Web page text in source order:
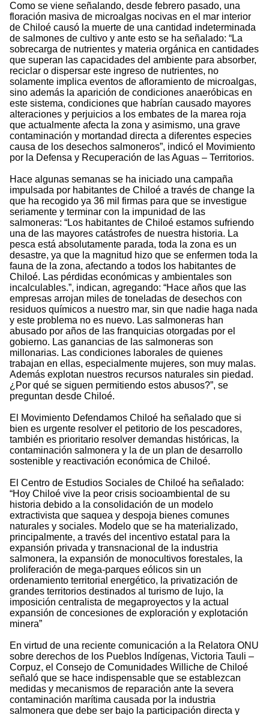
Como se viene señalando, desde febrero pasado, una
floración masiva de microalgas nocivas en el mar interior
de Chiloé causó la muerte de una cantidad indeterminada
de salmones de cultivo y ante esto se ha señalado: “La
sobrecarga de nutrientes y materia orgánica en cantidades
que superan las capacidades del ambiente para absorber,
reciclar o dispersar este ingreso de nutrientes, no
solamente implica eventos de afloramiento de microalgas,
sino además la aparición de condiciones anaeróbicas en
este sistema, condiciones que habrían causado mayores
alteraciones y perjuicios a los embates de la marea roja
que actualmente afecta la zona y asimismo, una grave
contaminación y mortandad directa a diferentes especies
causa de los desechos salmoneros”, indicó el Movimiento
por la Defensa y Recuperación de las Aguas – Territorios.
Hace algunas semanas se ha iniciado una campaña
impulsada por habitantes de Chiloé a través de change la
que ha recogido ya 36 mil firmas para que se investigue
seriamente y terminar con la impunidad de las
salmoneras: “Los habitantes de Chiloé estamos sufriendo
una de las mayores catástrofes de nuestra historia. La
pesca está absolutamente parada, toda la zona es un
desastre, ya que la magnitud hizo que se enfermen toda la
fauna de la zona, afectando a todos los habitantes de
Chiloé. Las pérdidas económicas y ambientales son
incalculables.”, indican, agregando: “Hace años que las
empresas arrojan miles de toneladas de desechos con
residuos químicos a nuestro mar, sin que nadie haga nada
y este problema no es nuevo. Las salmoneras han
abusado por años de las franquicias otorgadas por el
gobierno. Las ganancias de las salmoneras son
millonarias. Las condiciones laborales de quienes
trabajan en ellas, especialmente mujeres, son muy malas.
Además explotan nuestros recursos naturales sin piedad.
¿Por qué se siguen permitiendo estos abusos?”, se
preguntan desde Chiloé.
El Movimiento Defendamos Chiloé ha señalado que si
bien es urgente resolver el petitorio de los pescadores,
también es prioritario resolver demandas históricas, la
contaminación salmonera y la de un plan de desarrollo
sostenible y reactivación económica de Chiloé.
El Centro de Estudios Sociales de Chiloé ha señalado:
“Hoy Chiloé vive la peor crisis socioambiental de su
historia debido a la consolidación de un modelo
extractivista que saquea y despoja bienes comunes
naturales y sociales. Modelo que se ha materializado,
principalmente, a través del incentivo estatal para la
expansión privada y transnacional de la industria
salmonera, la expansión de monocultivos forestales, la
proliferación de mega-parques eólicos sin un
ordenamiento territorial energético, la privatización de
grandes territorios destinados al turismo de lujo, la
imposición centralista de megaproyectos y la actual
expansión de concesiones de exploración y explotación
minera”
En virtud de una reciente comunicación a la Relatora ONU
sobre derechos de los Pueblos Indígenas, Victoria Tauli –
Corpuz, el Consejo de Comunidades Williche de Chiloé
señaló que se hace indispensable que se establezcan
medidas y mecanismos de reparación ante la severa
contaminación marítima causada por la industria
salmonera que debe ser bajo la participación directa y